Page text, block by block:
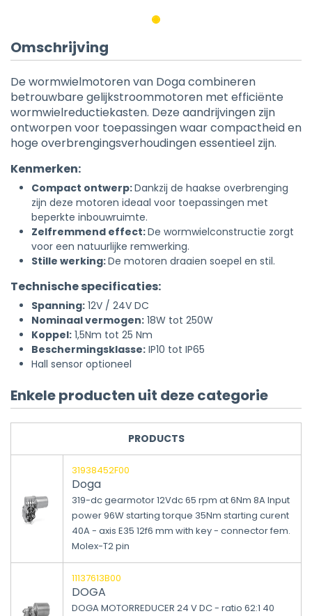
Omschrijving
De wormwielmotoren van Doga combineren
betrouwbare gelijkstroommotoren met efficiënte
wormwielreductiekasten. Deze aandrijvingen zijn
ontworpen voor toepassingen waar compactheid en
hoge overbrengingsverhoudingen essentieel zijn.
Kenmerken:
Compact ontwerp:Dankzij de haakse overbrenging
zijn deze motoren ideaal voor toepassingen met
beperkte inbouwruimte.
Zelfremmend effect:De wormwielconstructie zorgt
voor een natuurlijke remwerking.
Stille werking:De motoren draaien soepel en stil.
Technische specificaties:
Spanning: 12V / 24V DC
Nominaal vermogen: 18W tot 250W
Koppel: 1,5Nm tot 25 Nm
Beschermingsklasse: IP10 tot IP65
Hall sensor optioneel
Enkele producten uit deze categorie
PRODUCTS
31938452F00
Doga
319-dc gearmotor 12Vdc 65 rpm at 6Nm 8A Input
power 96W starting torque 35Nm starting curent
40A - axis E35 12f6 mm with key - connector fem.
Molex-T2 pin
11137613B00
DOGA
DOGA MOTORREDUCER 24 V DC - ratio 62:1 40